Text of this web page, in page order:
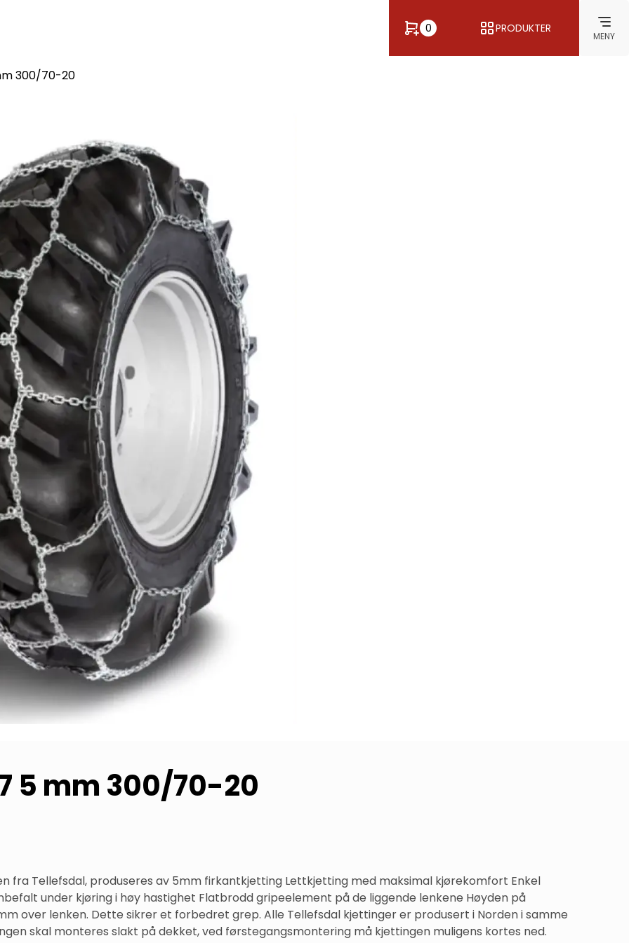
0 PRODUKTER
MENY
300/70-20
5 mm 300/70-20
fra Tellefsdal, produseres av 5mm firkantkjetting Lettkjetting med maksimal kjørekomfort Enkel
under kjøring i høy hastighet Flatbrodd gripeelement på de liggende lenkene Høyden på
over lenken. Dette sikrer et forbedret grep. Alle Tellefsdal kjettinger er produsert i Norden i samme
skal monteres slakt på dekket, ved førstegangsmontering må kjettingen muligens kortes ned.